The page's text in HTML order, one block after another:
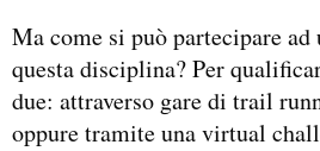
Ma come si può partecipare
questa disciplina? Per
due: attraverso gare di trail
oppure tramite una virtual